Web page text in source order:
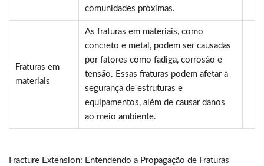
comunidades próximas.
Fraturas em
materiais
As fraturas em materiais, como
concreto e metal, podem ser causadas
por fatores como fadiga, corrosão e
tensão. Essas fraturas podem afetar a
segurança de estruturas e
equipamentos, além de causar danos
ao meio ambiente.
Fracture Extension: Entendendo a Propagação de Fraturas